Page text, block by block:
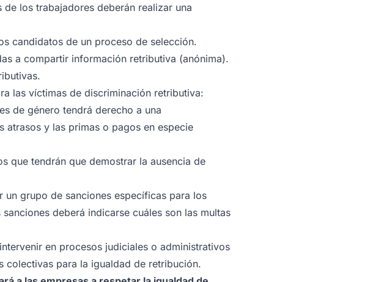
los trabajadores deberán realizar una
candidatos de un proceso de selección.
a compartir información retributiva (anónima).
las víctimas de discriminación retributiva:
de género tendrá derecho a una
atrasos y las primas o pagos en especie
que tendrán que demostrar la ausencia de
un grupo de sanciones específicas para los
deberá indicarse cuáles son las multas
en procesos judiciales o administrativos
colectivas para la igualdad de retribución.